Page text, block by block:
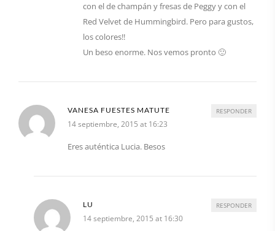
con el de champán y fresas de Peggy y con el
Red Velvet de Hummingbird. Pero para gustos,
los colores!!
Un beso enorme. Nos vemos pronto 🙂
VANESA FUESTES MATUTE
14 septiembre, 2015 at 16:23
Eres auténtica Lucia. Besos
RESPONDER
LU
14 septiembre, 2015 at 16:30
RESPONDER